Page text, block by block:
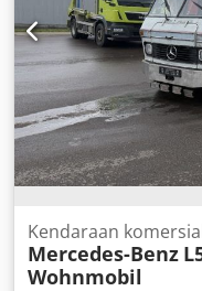
Kendaraan
Mercedes-Benz
Wohnmobil